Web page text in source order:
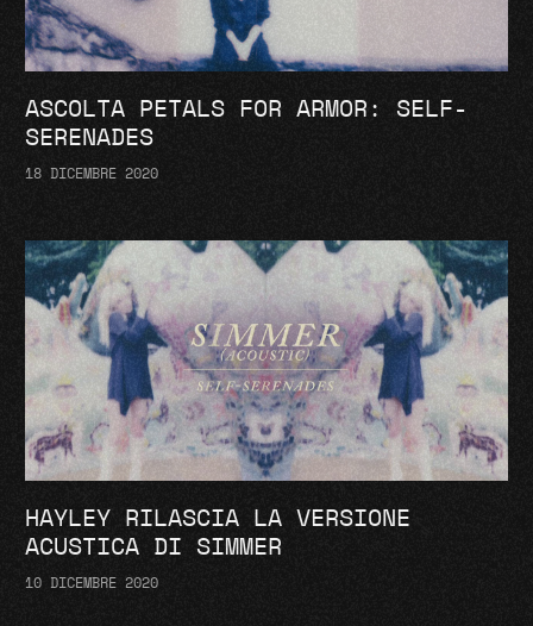
ASCOLTA PETALS FOR ARMOR: SELF-
SERENADES
18 DICEMBRE 2020
HAYLEY RILASCIA LA VERSIONE
ACUSTICA DI SIMMER
10 DICEMBRE 2020